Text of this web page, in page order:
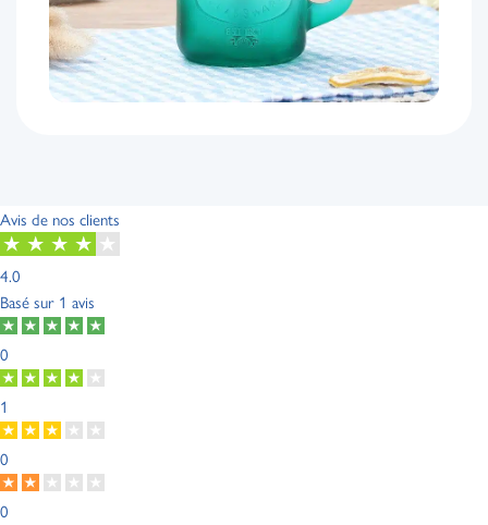
Avis de nos clients
4.0
Basé sur 1 avis
0
1
0
0